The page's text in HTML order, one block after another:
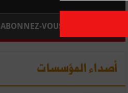
ABONNEZ-VOUS
أصداء المؤسسات